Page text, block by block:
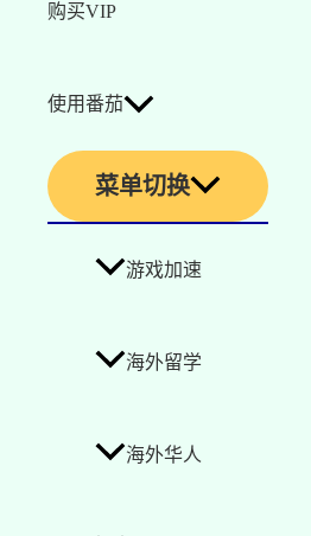
购买VIP
使用番茄
菜单切换
游戏加速
海外留学
海外华人